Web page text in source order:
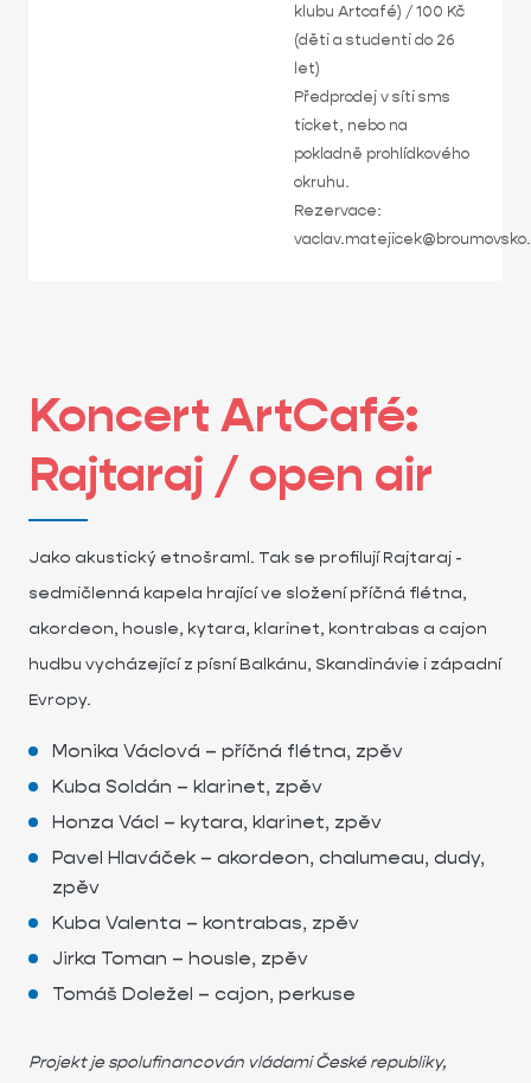
klubu Artcafé) / 100 Kč
(děti a studenti do 26
let)
Předprodej v síti sms
ticket, nebo na
pokladně prohlídkového
okruhu.
Rezervace:
Koncert ArtCafé:
Rajtaraj / open air
Jako akustický etnošraml. Tak se profilují Rajtaraj -
sedmičlenná kapela hrající ve složení příčná flétna,
akordeon, housle, kytara, klarinet, kontrabas a cajon
hudbu vycházející z písní Balkánu, Skandinávie i západní
Evropy.
Monika Václová – příčná flétna, zpěv
Kuba Soldán – klarinet, zpěv
Honza Václ – kytara, klarinet, zpěv
Pavel Hlaváček – akordeon, chalumeau, dudy,
zpěv
Kuba Valenta – kontrabas, zpěv
Jirka Toman – housle, zpěv
Tomáš Doležel – cajon, perkuse
Projekt je spolufinancován vládami České republiky,